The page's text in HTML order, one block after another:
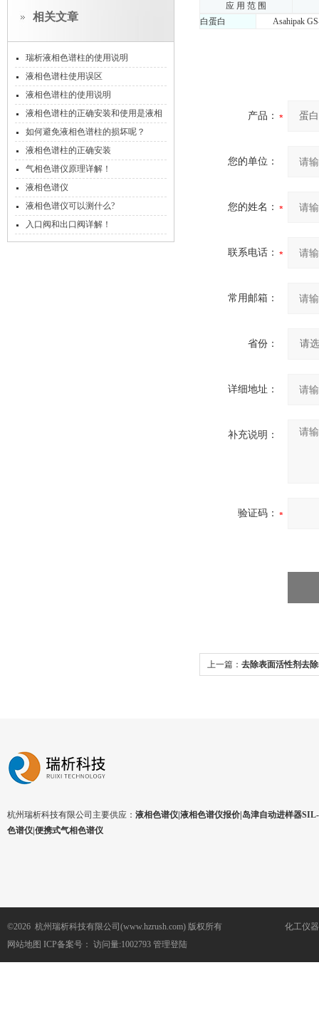
相关文章
瑞析液相色谱柱的使用说明
液相色谱柱使用误区
液相色谱柱的使用说明
液相色谱柱的正确安装和使用是液相
色谱工作的关键
如何避免液相色谱柱的损坏呢？
液相色谱柱的正确安装
气相色谱仪原理详解！
液相色谱仪
液相色谱仪可以测什么?
入口阀和出口阀详解！
应 用 范 围
白蛋白
Asahipak
产品：
您的单位：
您的姓名：
联系电话：
常用邮箱：
省份：
详细地址：
补充说明：
验证码：
上一篇： 去除表面活性剂去
杭州瑞析科技有限公司主要供应： 液相色谱仪|液相色谱仪报价|岛津自动进样器
色谱仪|便携式气相色谱仪
©2026 杭州瑞析科技有限公司(www.hzrush.com) 版权所有
网站地图 ICP备案号： 访问量:1002793 管理登陆
化工仪